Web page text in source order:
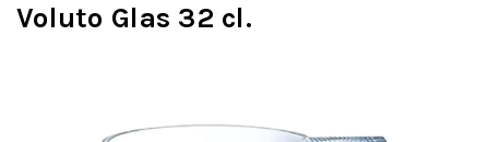
Voluto Glas 32 cl.